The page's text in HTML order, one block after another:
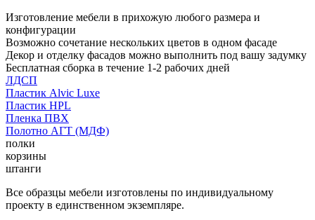
Изготовление мебели в прихожую любого размера и
конфигурации
Возможно сочетание нескольких цветов в одном фасаде
Декор и отделку фасадов можно выполнить под вашу задумку
Бесплатная сборка в течение 1-2 рабочих дней
ЛДСП
Пластик Alvic Luxe
Пластик HPL
Пленка ПВХ
Полотно АГТ (МДФ)
полки
корзины
штанги
Все образцы мебели изготовлены по индивидуальному
проекту в единственном экземпляре.